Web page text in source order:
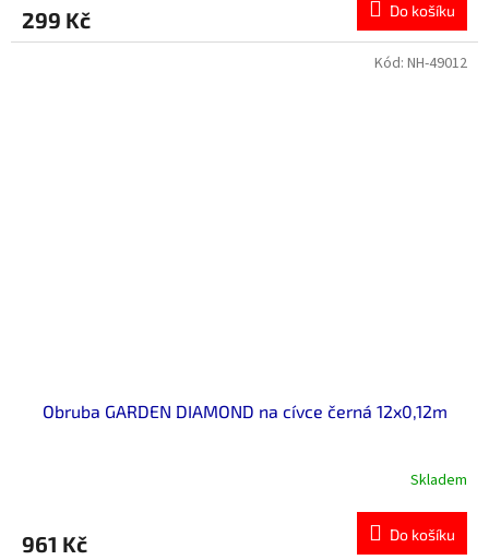
299 Kč Do košíku
Obruba GARDEN DIAMOND na cívce černá 12x0,12m
Skladem
961 Kč Do košíku
Kód: NH-49012